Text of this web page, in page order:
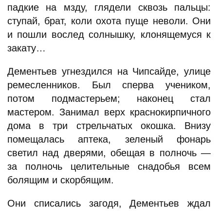
падкие на мзду, глядели сквозь пальцы:
ступай, брат, коли охота пуще неволи. Они
и пошли вослед солнышку, клонящемуся к
закату…
Дементьев угнездился на Чипсайде, улице
ремесленников. Был сперва учеником,
потом подмастерьем; наконец стал
мастером. Занимал верх краснокирпичного
дома в три стрельчатых окошка. Внизу
помещалась аптека, зеленый фонарь
светил над дверями, обещая в полночь —
за полночь целительные снадобья всем
болящим и скорбящим.
Они списались загодя, Дементьев ждал